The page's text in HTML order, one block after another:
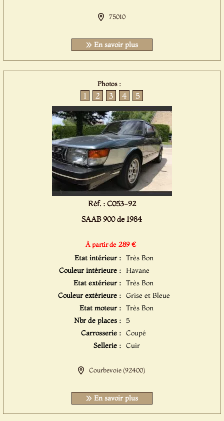
75010
En savoir plus
Photos :
1 2 3 4 5
Réf. : C053-92
SAAB 900 de 1984
À partir de 289 €
Etat intérieur : Très Bon
Couleur intérieure : Havane
Etat extérieur : Très Bon
Couleur extérieure : Grise et Bleue
Etat moteur : Très Bon
Nbr de places : 5
Carrosserie : Coupé
Sellerie : Cuir
Courbevoie (92400)
En savoir plus